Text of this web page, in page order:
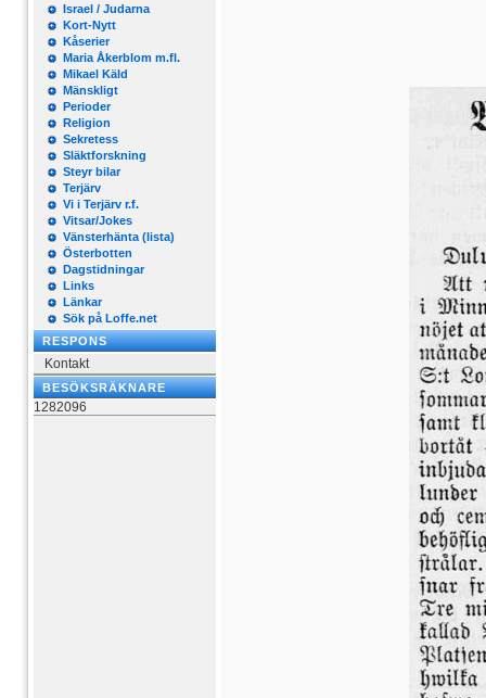
Israel / Judarna
Kort-Nytt
Kåserier
Maria Åkerblom m.fl.
Mikael Käld
Mänskligt
Perioder
Religion
Sekretess
Släktforskning
Steyr bilar
Terjärv
Vi i Terjärv r.f.
Vitsar/Jokes
Vänsterhänta (lista)
Österbotten
Dagstidningar
Links
Länkar
Sök på Loffe.net
RESPONS
Kontakt
BESÖKSRÄKNARE
1282096